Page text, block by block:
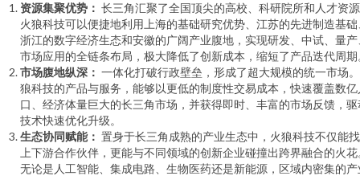
资源集聚优势： 长三角汇聚了全国顶尖的高校、科研院所和人才资
火狼科技可以便捷地利用上海的基础研究优势、江苏的先进制造基础
浙江的数字经济生态和安徽的广阔产业腹地，实现研发、中试、量产
市场应用的全链条布局，极大降低了创新成本，缩短了产品迭代周期
市场腹地纵深： 一体化打破行政壁垒，形成了超大规模的统一市场
狼科技的产品与服务，能够以更低的制度性交易成本，快速覆盖数亿
口、经济体量巨大的长三角市场，并获得即时、丰富的市场反馈，驱
技术快速优化升级。
生态协同赋能： 置身于长三角成熟的产业生态中，火狼科技不仅能
上下游合作伙伴，更能与不同领域的创新企业碰撞出跨界融合的火花
无论是人工智能、集成电路、生物医药还是新能源，区域内密集的产